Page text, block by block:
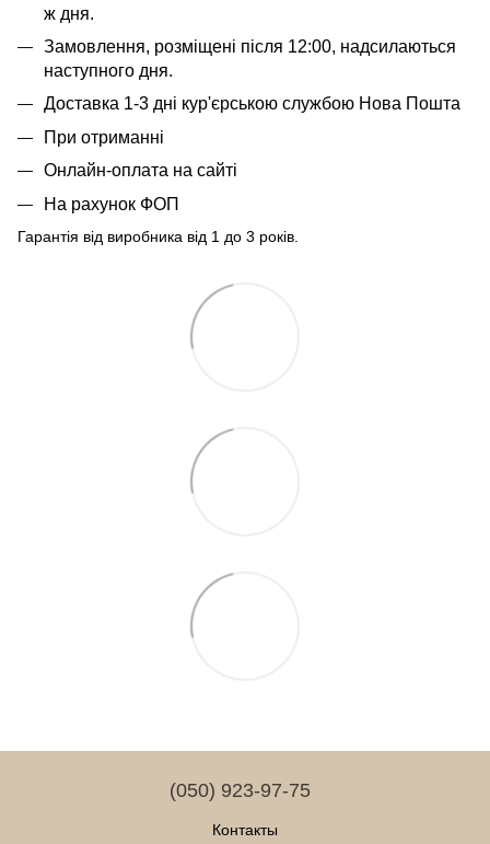
ж дня.
Замовлення, розміщені після 12:00, надсилаються
наступного дня.
Доставка 1-3 дні кур'єрською службою Нова Пошта
При отриманні
Онлайн-оплата на сайті
На рахунок ФОП
Гарантія від виробника від 1 до 3 років.
(050) 923-97-75
Контакты